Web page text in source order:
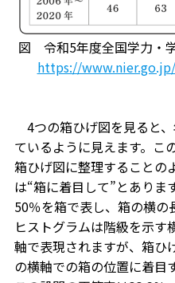
図 令和5年度全国学力・
https://
4つの箱ひげ図を見ると
ているように見えます。こ
箱ひげ図に整理することの
は“箱に着目して”とありま
50％を箱で表し、箱の横の
ヒストグラムは階級を示
軸で表現されますが、箱ひ
の横軸での箱の位置に着目